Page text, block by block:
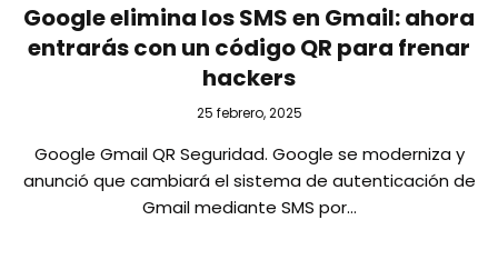
Google elimina los SMS en Gmail: ahora
entrarás con un código QR para frenar
hackers
25 febrero, 2025
Google Gmail QR Seguridad. Google se moderniza y
anunció que cambiará el sistema de autenticación de
Gmail mediante SMS por…